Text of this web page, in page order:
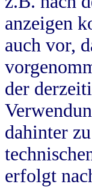
anzeigen
auch vor,
der
dahinter
erfolgt